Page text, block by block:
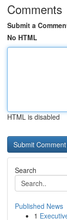
Comments
Submit a
No HTML
HTML is disabled
Search
Published News
1